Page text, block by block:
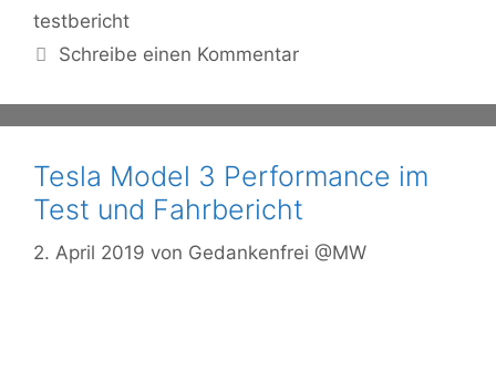
testbericht
Schreibe einen Kommentar
Tesla Model 3 Performance im
Test und Fahrbericht
2. April 2019 von Gedankenfrei @MW